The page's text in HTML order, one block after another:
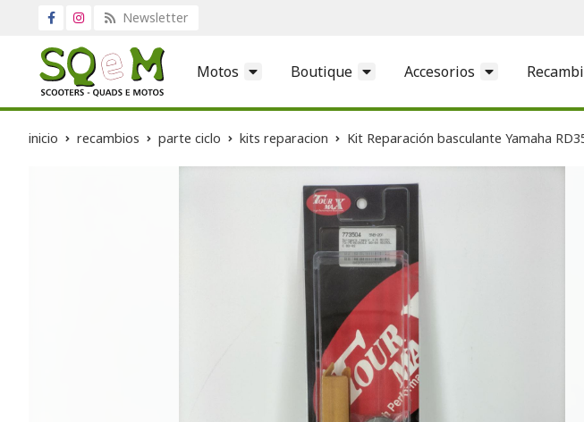
Newsletter
Motos Boutique Accesorios
inicio recambios parte ciclo kits reparacion Kit Reparación basculante Yamaha